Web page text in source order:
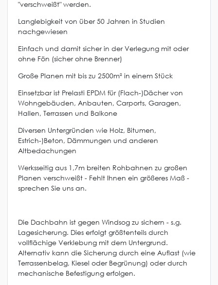
"verschweißt" werden.
Langlebigkeit von über 50 Jahren in Studien
nachgewiesen
Einfach und damit sicher in der Verlegung mit oder
ohne Fön (sicher ohne Brenner)
Große Planen mit bis zu 2500m² in einem Stück
Einsetzbar ist Prelasti EPDM für (Flach-)Dächer von
Wohngebäuden, Anbauten, Carports, Garagen,
Hallen, Terrassen und Balkone
Diversen Untergründen wie Holz, Bitumen,
Estrich-)Beton, Dämmungen und anderen
Altbedachungen
Werksseitig aus 1,7m breiten Rohbahnen zu großen
Planen verschweißt - Fehlt Ihnen ein größeres Maß -
sprechen Sie uns an.
Die Dachbahn ist gegen Windsog zu sichern - s.g.
Lagesicherung. Dies erfolgt größtenteils durch
vollflächige Verklebung mit dem Untergrund.
Alternativ kann die Sicherung durch eine Auflast (wie
Terrassenbelag, Kiesel oder Begrünung) oder durch
mechanische Befestigung erfolgen.